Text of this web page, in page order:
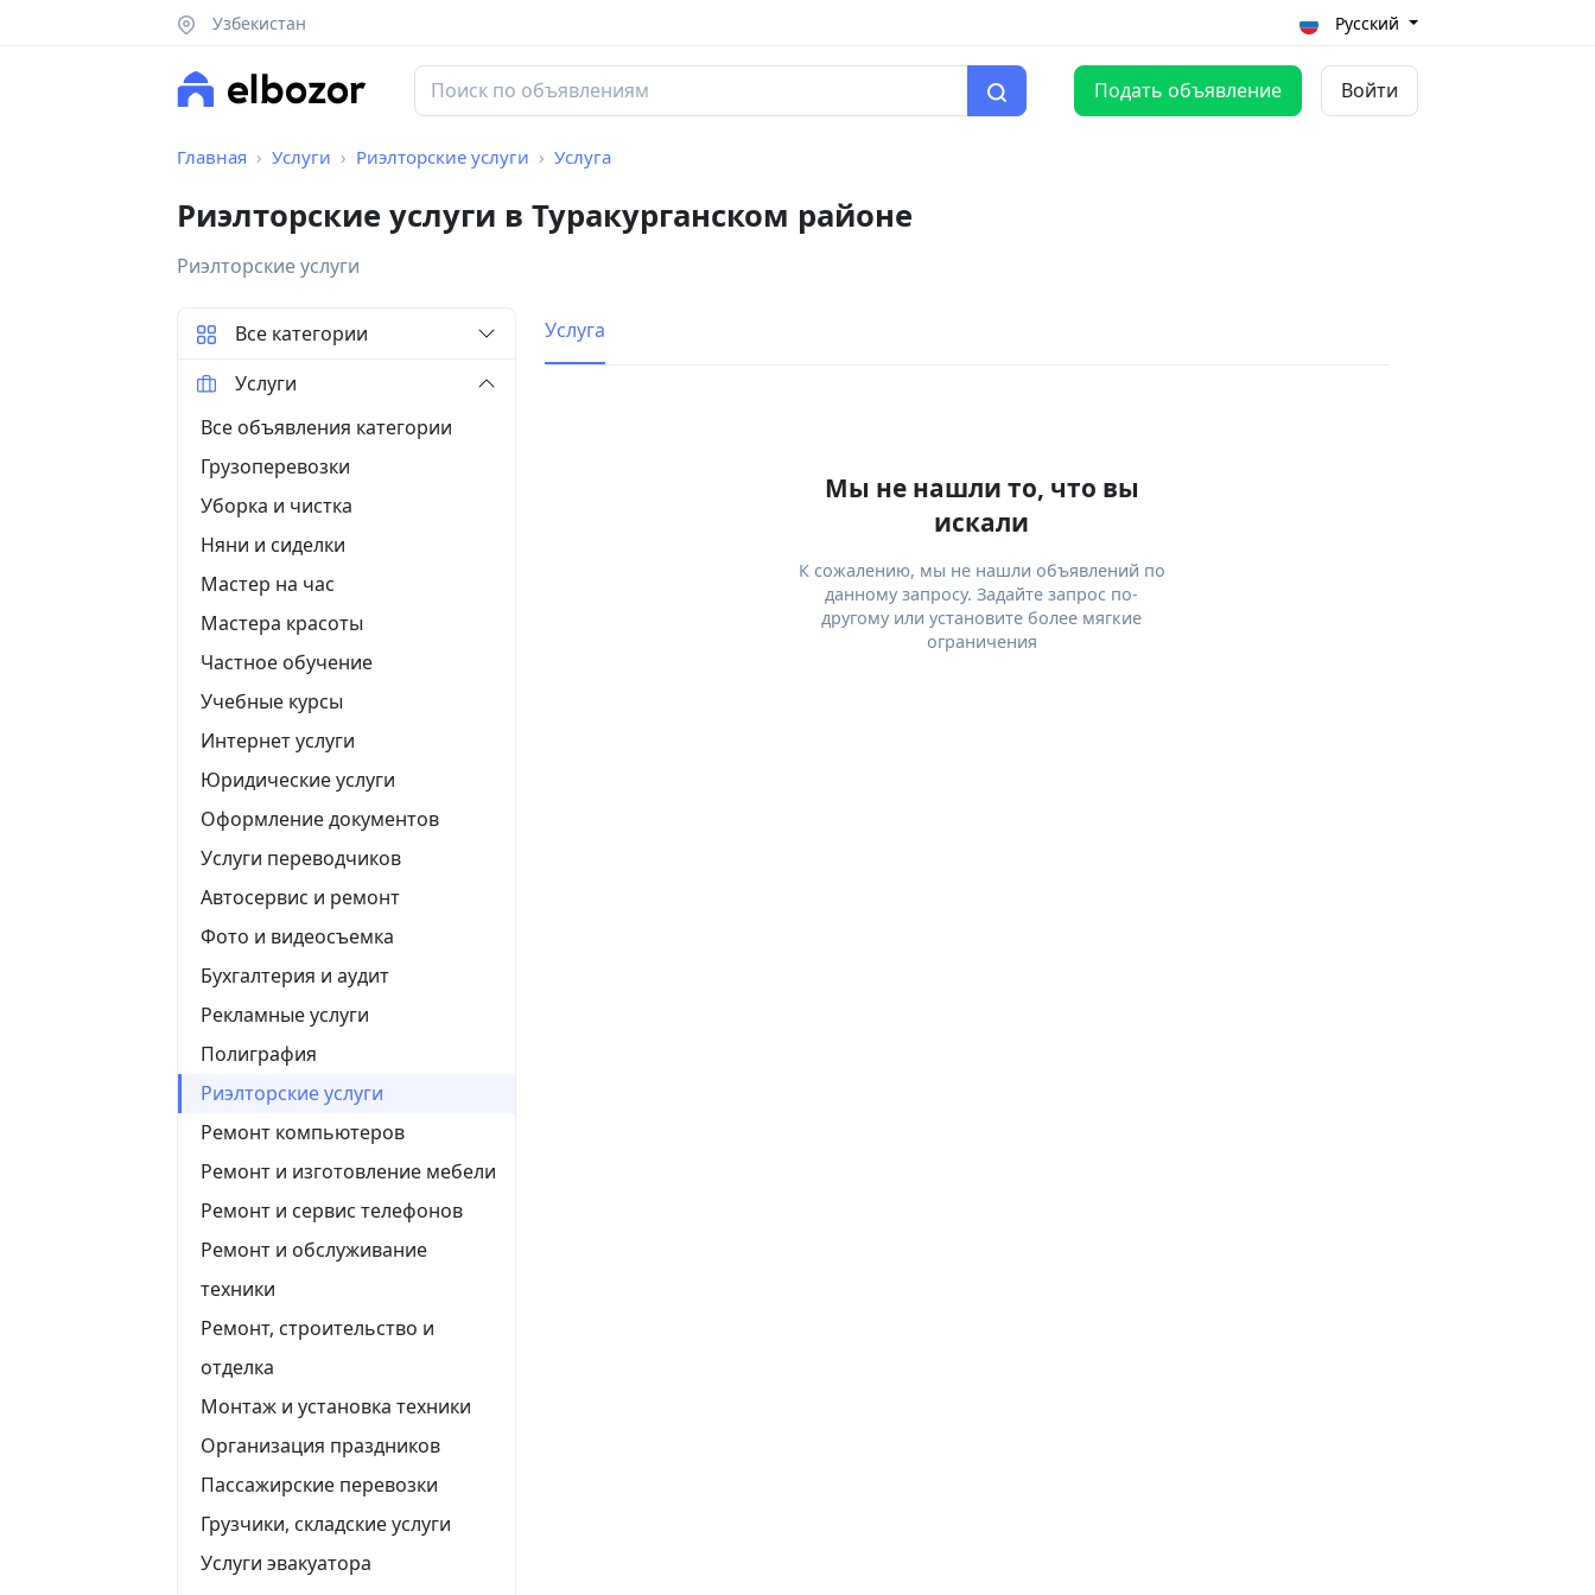
Узбекистан Русский
Подать объявление Войти
Главная Услуги Риэлторские услуги Услуга
Риэлторские услуги в Туракурганском районе
Риэлторские услуги
Услуга
Мы не нашли то, что вы
искали
К сожалению, мы не нашли объявлений по
данному запросу. Задайте запрос по-
другому или установите более мягкие
ограничения
Все категории
Услуги
Все объявления категории
Грузоперевозки
Уборка и чистка
Няни и сиделки
Мастер на час
Мастера красоты
Частное обучение
Учебные курсы
Интернет услуги
Юридические услуги
Оформление документов
Услуги переводчиков
Автосервис и ремонт
Фото и видеосъемка
Бухгалтерия и аудит
Рекламные услуги
Полиграфия
Риэлторские услуги
Ремонт компьютеров
Ремонт и изготовление мебели
Ремонт и сервис телефонов
Ремонт и обслуживание
техники
Ремонт, строительство и
отделка
Монтаж и установка техники
Организация праздников
Пассажирские перевозки
Грузчики, складские услуги
Услуги эвакуатора